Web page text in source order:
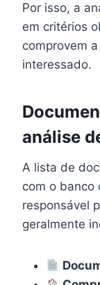
Por isso, a
em critérios
comprovem
interessado.
análise
A lista de
com o banco
responsável
geralmente